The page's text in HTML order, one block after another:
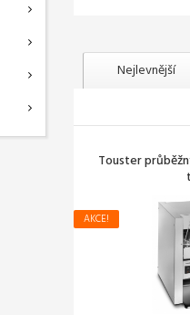
Nejlevnější
Touster
AKCE!